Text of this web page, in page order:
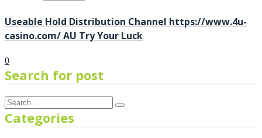
Useable Hold Distribution Channel https://www.4u-
casino.com/ AU Try Your Luck
0
Search for post
Categories